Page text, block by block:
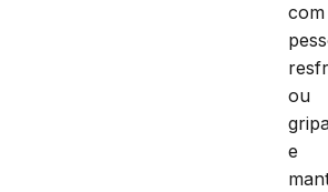
com
ou
e